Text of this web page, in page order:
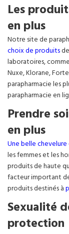
Les
en plus
Notre site de
choix de produits
laboratoires,
Nuxe, Klorane,
parapharmacie les
parapharmacie en
Prendre
en plus
Une belle
les femmes et les
produits de haute
facteur important
produits destinés à
Sexualité
protection